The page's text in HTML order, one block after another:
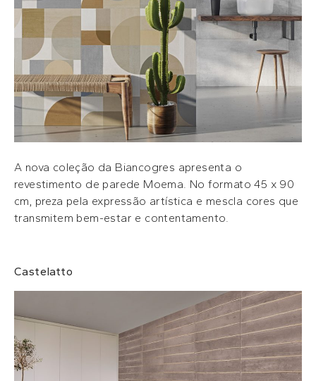
A nova coleção da Biancogres apresenta o
revestimento de parede Moema. No formato 45 x 90
cm, preza pela expressão artística e mescla cores que
transmitem bem-estar e contentamento.
Castelatto